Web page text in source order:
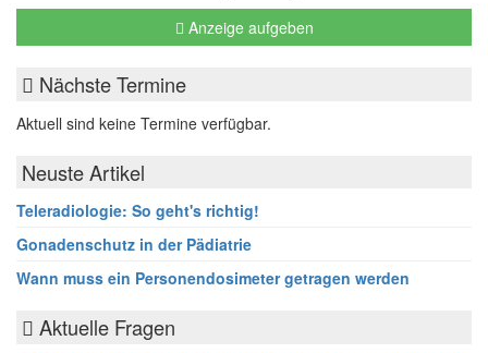
Anzeige aufgeben
Nächste Termine
Aktuell sind keine Termine verfügbar.
Neuste Artikel
Teleradiologie: So geht's richtig!
Gonadenschutz in der Pädiatrie
Wann muss ein Personendosimeter getragen werden
Aktuelle Fragen